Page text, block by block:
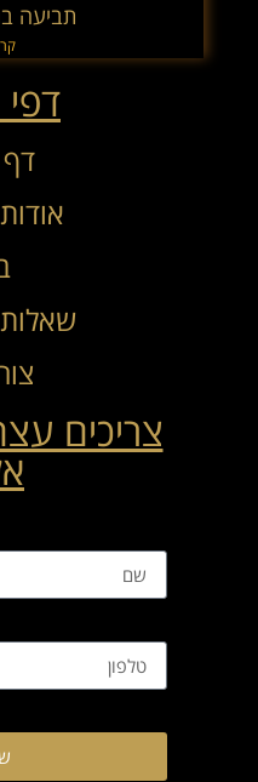
תביעה
צריכים